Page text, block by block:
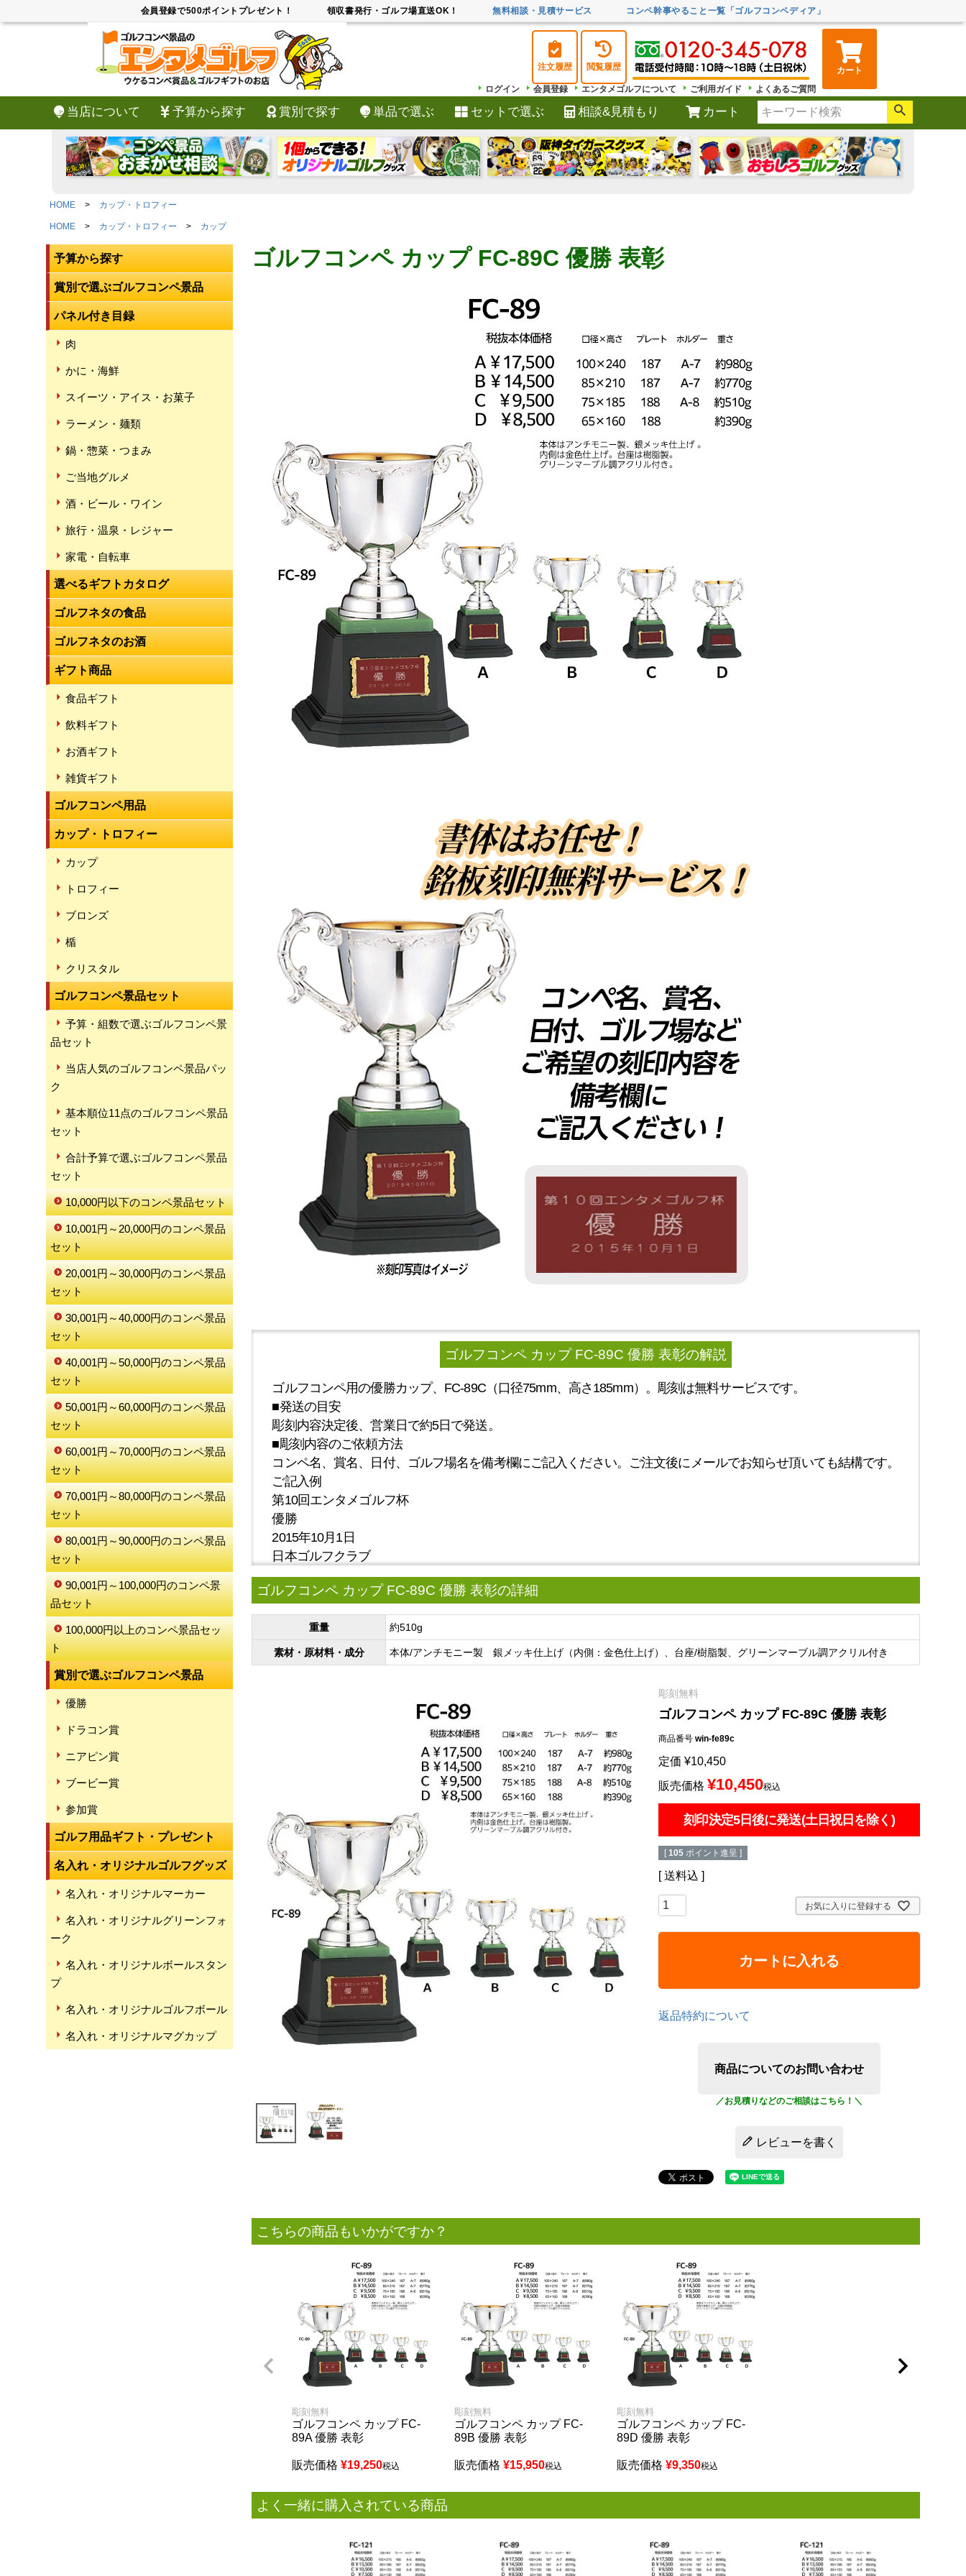
会員登録で500ポイントプレゼント！ 領収書発行・ゴルフ場直送OK！ 無料相談・見積サービス コンペ幹事やること一覧「ゴルフコンペディア」
注文履歴 閲覧履歴
カート
ログイン
会員登録 エンタメゴルフについて ご利用ガイド よくあるご質問
当店について 予算から探す 賞別で探す 単品で選ぶ セットで選ぶ 相談&見積もり カート
検索
HOME カップ・トロフィー
HOME カップ・トロフィー カップ
予算から探す
賞別で選ぶゴルフコンペ景品
パネル付き目録
肉
かに・海鮮
スイーツ・アイス・お菓子
ラーメン・麺類
鍋・惣菜・つまみ
ご当地グルメ
酒・ビール・ワイン
旅行・温泉・レジャー
家電・自転車
選べるギフトカタログ
ゴルフネタの食品
ゴルフネタのお酒
ギフト商品
食品ギフト
飲料ギフト
お酒ギフト
雑貨ギフト
ゴルフコンペ用品
カップ・トロフィー
カップ
トロフィー
ブロンズ
楯
クリスタル
ゴルフコンペ景品セット
予算・組数で選ぶゴルフコンペ景
品セット
当店人気のゴルフコンペ景品パッ
ク
基本順位11点のゴルフコンペ景品
セット
合計予算で選ぶゴルフコンペ景品
セット
10,000円以下のコンペ景品セット
10,001円～20,000円のコンペ景品
セット
20,001円～30,000円のコンペ景品
セット
30,001円～40,000円のコンペ景品
セット
40,001円～50,000円のコンペ景品
セット
50,001円～60,000円のコンペ景品
セット
60,001円～70,000円のコンペ景品
セット
70,001円～80,000円のコンペ景品
セット
80,001円～90,000円のコンペ景品
セット
90,001円～100,000円のコンペ景
品セット
100,000円以上のコンペ景品セッ
ト
賞別で選ぶゴルフコンペ景品
優勝
ドラコン賞
ニアピン賞
ブービー賞
参加賞
ゴルフ用品ギフト・プレゼント
名入れ・オリジナルゴルフグッズ
名入れ・オリジナルマーカー
名入れ・オリジナルグリーンフォ
ーク
名入れ・オリジナルボールスタン
プ
名入れ・オリジナルゴルフボール
名入れ・オリジナルマグカップ
ゴルフコンペ カップ FC-89C 優勝 表彰
ゴルフコンペ カップ FC-89C 優勝 表彰の解説
ゴルフコンペ用の優勝カップ、FC-89C（口径75mm、高さ185mm）。彫刻は無料サービスです。
■発送の目安
彫刻内容決定後、営業日で約5日で発送。
■彫刻内容のご依頼方法
コンペ名、賞名、日付、ゴルフ場名を備考欄にご記入ください。ご注文後にメールでお知らせ頂いても結構です。
ご記入例
第10回エンタメゴルフ杯
優勝
2015年10月1日
日本ゴルフクラブ
ゴルフコンペ カップ FC-89C 優勝 表彰の詳細
重量 約510g
素材・原材料・成分 本体/アンチモニー製 銀メッキ仕上げ（内側：金色仕上げ）、台座/樹脂製、グリーンマーブル調アクリル付き
彫刻無料
ゴルフコンペ カップ FC-89C 優勝 表彰
商品番号 win-fe89c
定価 ¥10,450
販売価格 ¥10,450税込
刻印決定5日後に発送(土日祝日を除く)
[ 105 ポイント進呈 ]
送料込
お気に入りに登録する
カートに入れる
返品特約について
商品についてのお問い合わせ
レビューを書く
こちらの商品もいかがですか？
彫刻無料
ゴルフコンペ カップ FC-
89A 優勝 表彰
販売価格 ¥19,250税込
彫刻無料
ゴルフコンペ カップ FC-
89B 優勝 表彰
販売価格 ¥15,950税込
彫刻無料
ゴルフコンペ カップ FC-
89D 優勝 表彰
販売価格 ¥9,350税込
よく一緒に購入されている商品